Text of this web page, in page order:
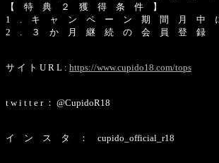
【 特 典 ２ 獲 得 条 件 】
1 . キ ャ ン ペ ー ン 期 間 月 中
2 . ３ か 月 継 続 の 会 員 登 録
サ イ ト U R L : https://www.cupido18.com/tops
t w i t t e r ： @CupidoR18
イ ン ス タ ： cupido_official_r18